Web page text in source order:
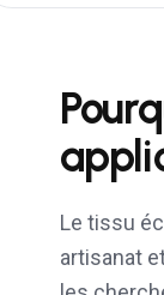
Le tissu
artisanat